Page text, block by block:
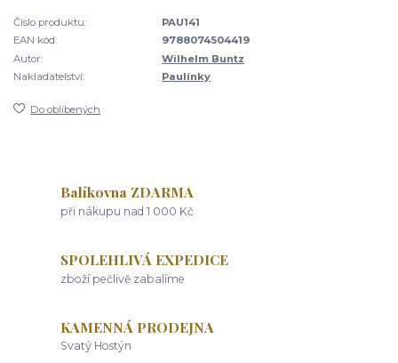
Číslo produktu:
PAU141
EAN kód:
9788074504419
Autor:
Wilhelm Buntz
Nakladatelství:
Paulínky
Do oblíbených
Balíkovna ZDARMA
při nákupu nad 1 000 Kč
SPOLEHLIVÁ EXPEDICE
zboží pečlivě zabalíme
KAMENNÁ PRODEJNA
Svatý Hostýn